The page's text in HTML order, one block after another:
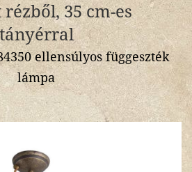
35 cm-es
ellensúlyos függeszték
lámpa